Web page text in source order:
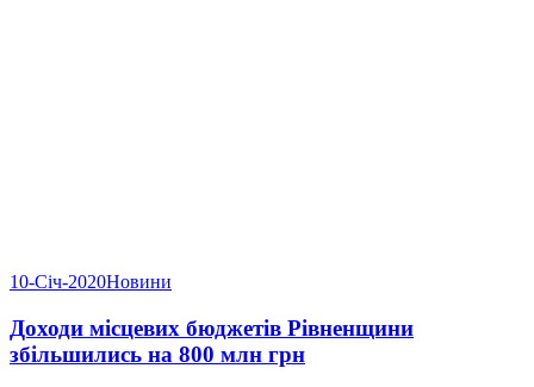
10-Січ-2020Новини
Доходи місцевих бюджетів Рівненщини
збільшились на 800 млн грн